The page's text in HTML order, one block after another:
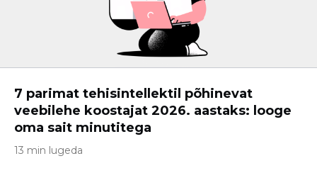
7 parimat tehisintellektil põhinevat
veebilehe koostajat 2026. aastaks: looge
oma sait minutitega
13 min lugeda